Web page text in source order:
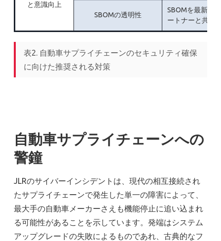
と意識向上
SBOMの透明性
SBOMを最新の
ートナーと共有
表2. 自動車サプライチェーンのセキュリティ確保
に向けた推奨される対策
自動車サプライチェーンへの
警鐘
JLRのサイバーインシデントは、現代の相互接続され
たサプライチェーンで発生した単一の障害によって、
最大手の自動車メーカーさえも機能停止に追い込まれ
る可能性があることを示しています。発端はシステム
アップグレードの失敗によるものであれ、古典的なフ